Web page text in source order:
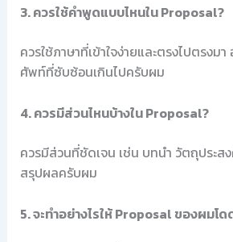
3. ควรใช้คำพูดแบบไหนใน Proposal?
ควรใช้ภาษาที่เข้าใจง่ายและตรงไปตรงม
ศัพท์ที่ซับซ้อนเกินไปครับผม
4. ควรมีส่วนไหนบ้างใน Proposal?
ควรมีส่วนที่ชัดเจน เช่น บทนำ วัตถุประสง
สรุปผลครับผม
5. จะทำอย่างไรให้ Proposal ของผมโด